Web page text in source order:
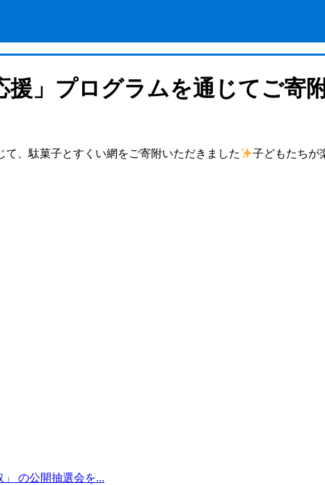
」プログラムを通じてご寄
、駄菓子とすくい網をご寄附いただきました 子どもたちが
」 の公開抽選会を...